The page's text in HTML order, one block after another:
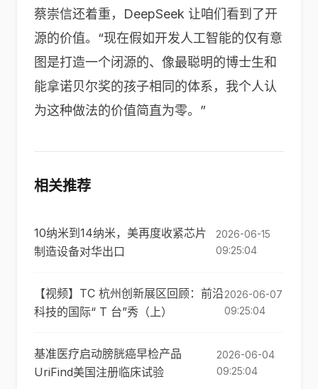
蔡崇信还着重，DeepSeek 让咱们看到了开
源的价值。“现在假如开发人工智能的仅有意
图是打造一个闭源的、像最聪明的博士生和
能拿诺贝尔奖的孩子相同的体系，我个人认
为这种做法的价值简直为零。”
相关推荐
10纳米到14纳米，美再度收紧芯片
制造设备对华出口
2026-06-15
09:25:04
【视频】TC 杭州创新展区回顾：前沿
科技的国际“ T 台”秀（上）
2026-06-07
09:25:04
基准医疗启动膀胱癌早检产品
UriFind美国注册临床试验
2026-06-04
09:25:04